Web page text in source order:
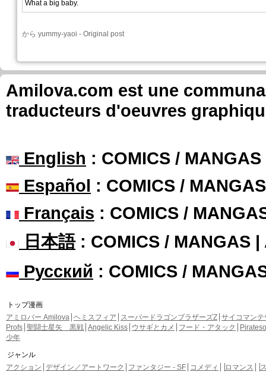
What a big baby.
から yummy-yaoi - Original post
Amilova.com est une
traducteurs d'oeuvres
English : COMICS /
Español : COMICS /
Français : COMICS /
日本語: COMICS / MANGAS |
Русский : COMICS /
トップ漫画
アミロバー Amilova ヘミスフィア スーパードラゴンブラザーズZ サイコマンテ
Profs 聖闘士星矢 黒戦 Angelic Kiss ウサギとカメ フード・アタック
少年
ジャンル
アクション デザイン／アートワーク ファンタジー - SF コメディ ロマンス